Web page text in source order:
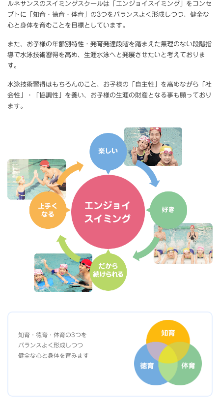
ルネサンスのスイミングスクールは「エンジョイスイミング」をコンセ
プトに「知育・徳育・体育」の3つをバランスよく形成しつつ、健全な
心と身体を育むことを目標としています。
また、お子様の年齢別特性・発育発達段階を踏まえた無理のない段階指
導で水泳技術習得を高め、生涯水泳へと発展させたいと考えておりま
す。
水泳技術習得はもちろんのこと、お子様の「自主性」を高めながら「社
会性」・「協調性」を養い、お子様の生涯の財産となる事も願っており
ます。
知育・徳育・体育の3つを
バランスよく形成しつつ
健全な心と身体を育みます